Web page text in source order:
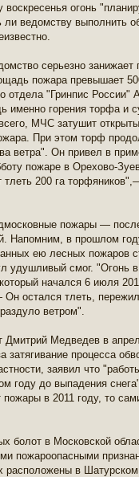
огонь
ли ведомству выполнить
серьезно
пожара превышает
отдела "Гринпис России"
горения торфа и
МЧС затушит
При этом торф
ветра". Он привел в
пожаре в Орехово-
200 га
пожары —
Напомним, в прошлом
ею лесных пожаров
удушливый смог. "Огонь
начался 6 июля
остался тлеть,
ветром".
Дмитрий Медведев в
затягивание процесса
заявил что
году до выпадения
пожары в 2011 году, то
в Московской
пожароопасными
расположены в